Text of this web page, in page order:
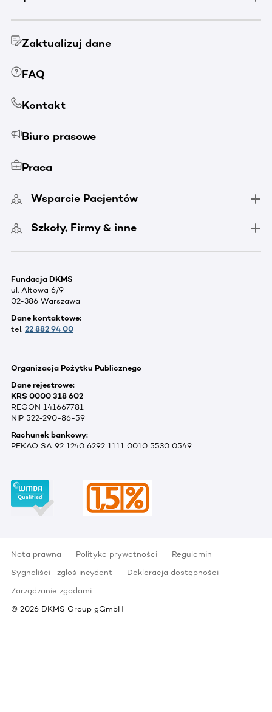
Zaktualizuj dane
FAQ
Kontakt
Biuro prasowe
Praca
Wsparcie Pacjentów
Szkoły, Firmy & inne
Fundacja DKMS
ul. Altowa 6/9
02-386 Warszawa
Dane kontaktowe:
tel. 22 882 94 00
Organizacja Pożytku Publicznego
Dane rejestrowe:
KRS 0000 318 602
REGON 141667781
NIP 522-290-86-59
Rachunek bankowy:
PEKAO SA 92 1240 6292 1111 0010 5530 0549
Nota prawna Polityka prywatności
Regulamin
Sygnaliści- zgłoś incydent
Deklaracja dostępności
Zarządzanie zgodami
© 2026 DKMS Group gGmbH